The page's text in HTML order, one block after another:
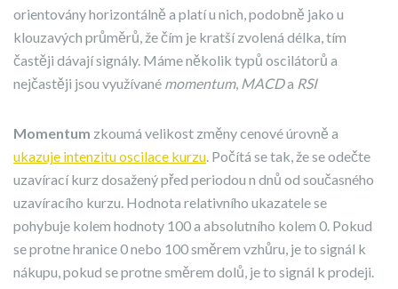
orientovány horizontálně a platí u nich, podobně jako u
klouzavých průměrů, že čím je kratší zvolená délka, tím
častěji dávají signály. Máme několik typů oscilátorů a
nejčastěji jsou využívané momentum, MACDa RSI
Momentum zkoumá velikost změny cenové úrovně a
ukazuje intenzitu oscilace kurzu. Počítá se tak, že se odečte
uzavírací kurz dosažený před periodou n dnů od současného
uzavíracího kurzu. Hodnota relativního ukazatele se
pohybuje kolem hodnoty 100 a absolutního kolem 0. Pokud
se protne hranice 0 nebo 100 směrem vzhůru, je to signál k
nákupu, pokud se protne směrem dolů, je to signál k prodeji.